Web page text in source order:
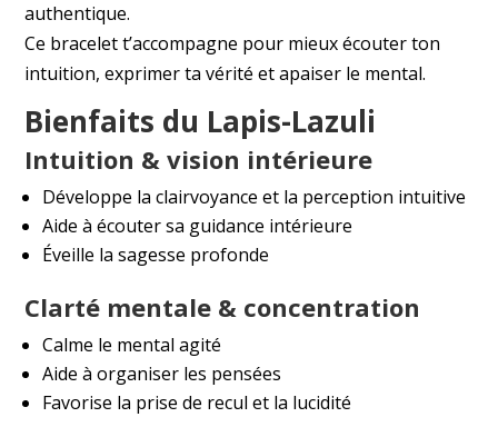
authentique.
Ce bracelet t’accompagne pour mieux écouter ton
intuition, exprimer ta vérité et apaiser le mental.
Bienfaits du Lapis-Lazuli
Intuition & vision intérieure
Développe la clairvoyance et la perception intuitive
Aide à écouter sa guidance intérieure
Éveille la sagesse profonde
Clarté mentale & concentration
Calme le mental agité
Aide à organiser les pensées
Favorise la prise de recul et la lucidité